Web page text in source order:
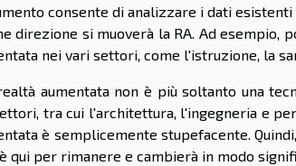
consente di analizzare i dati
direzione si muoverà la RA. Ad
nei vari settori, come l'istruzione, la
aumentata non è più soltanto una
tra cui l'architettura, l'ingegneria e
è semplicemente stupefacente.
qui per rimanere e cambierà in modo